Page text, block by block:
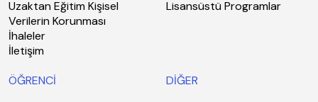
Uzaktan Eğitim Kişisel
Verilerin Korunması
İhaleler
İletişim
Lisansüstü Programlar
ÖĞRENCİ DİĞER